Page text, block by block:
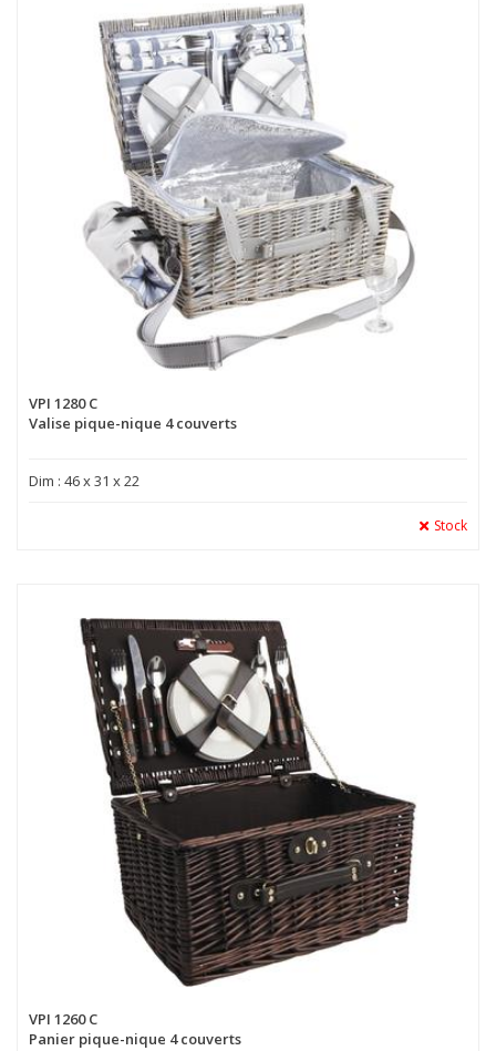
VPI 1280 C
Valise pique-nique 4 couverts
Dim : 46 x 31 x 22
Stock
VPI 1260 C
Panier pique-nique 4 couverts